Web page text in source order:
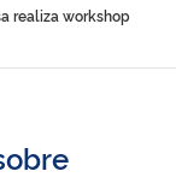
realiza workshop